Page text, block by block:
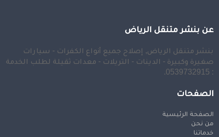
عن بنشر متنقل الرياض
بنشر متنقل الرياض, إصلاح جميع أنواع الكفرات - سيارات
صغيرة وكبيرة - الدينات - التريلات - معدات ثقيلة لطلب الخدمة
: 0539732915.
الصفحات
الصفحة الرئيسية
من نحن
خدماتنا